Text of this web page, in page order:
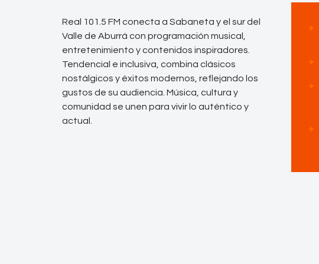
Real 101.5 FM conecta a Sabaneta y el sur del
Valle de Aburrá con programación musical,
entretenimiento y contenidos inspiradores.
Tendencial e inclusiva, combina clásicos
nostálgicos y éxitos modernos, reflejando los
gustos de su audiencia. Música, cultura y
comunidad se unen para vivir lo auténtico y
actual.